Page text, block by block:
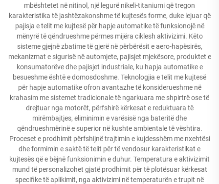
mbështetet në nitinol, një legurë nikeli-titaniumi që tregon
karakteristika të jashtëzakonshme të kujtesës forme, duke lejuar që
pajisja e telit me kujtesë për hapje automatike të funksionojë në
mënyrë të qëndrueshme përmes mijëra ciklesh aktivizimi. Këto
sisteme gjejnë zbatime të gjerë në përbërësit e aero-hapësirës,
mekanizmat e sigurisë në automjete, pajisjet mjekësore, produktet e
konsumatorëve dhe pajisjet industriale, ku hapja automatike e
besueshme është e domosdoshme. Teknologjia e telit me kujtesë
për hapje automatike ofron avantazhe të konsiderueshme në
krahasim me sistemet tradicionale të ngarkuara me shpirtrë ose të
drejtuar nga motorët, përfshirë kërkesat e reduktuara të
mirëmbajtjes, eliminimin e varësisë nga bateritë dhe
qëndrueshmërinë e superior në kushte ambientale të vështira.
Proceset e prodhimit përfshijnë trajtimin e kujdesshëm me nxehtësi
dhe formimin e saktë të telit për të vendosur karakteristikat e
kujtesës që e bëjnë funksionimin e duhur. Temperatura e aktivizimit
mund të personalizohet gjatë prodhimit për të plotësuar kërkesat
specifike të aplikimit, nga aktivizimi në temperaturën e trupit në